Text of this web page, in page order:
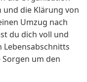
die Klärung von
Umzug nach
du dich voll und
Lebensabschnitts
um den